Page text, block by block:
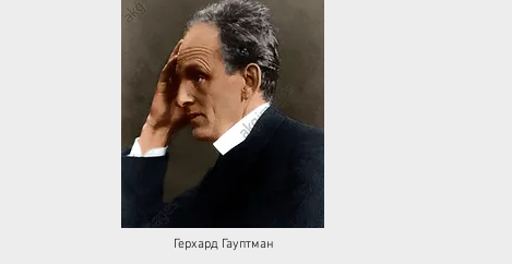
Герхард Гауптман